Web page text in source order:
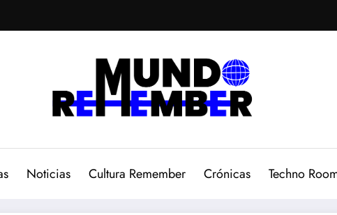
Noticias Cultura Remember Crónicas Techno